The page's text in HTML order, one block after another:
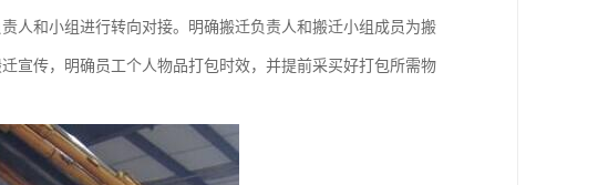
人和小组进行转向对接。明确搬迁负责人和搬迁小组成员为搬
宣传，明确员工个人物品打包时效，并提前采买好打包所需物